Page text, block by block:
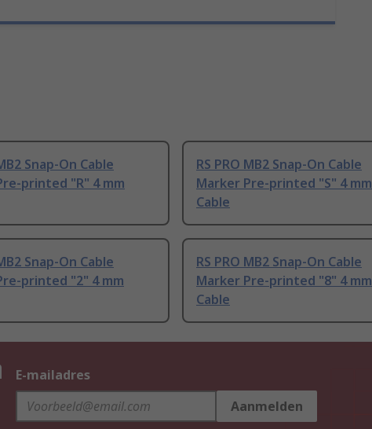
Snap-On Cable
printed "R" 4 mm
RS PRO MB2 Snap-On Cable
Marker Pre-printed "S" 4 mm
Cable
Snap-On Cable
printed "2" 4 mm
RS PRO MB2 Snap-On Cable
Marker Pre-printed "8" 4 mm
Cable
E-mailadres
Aanmelden